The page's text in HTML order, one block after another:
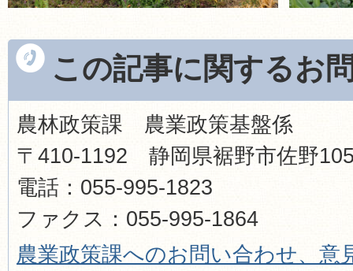
この記事に関するお
農林政策課 農業政策基盤係
〒410-1192 静岡県裾野市佐野
電話：055-995-1823
ファクス：055-995-1864
農業政策課へのお問い合わせ、意